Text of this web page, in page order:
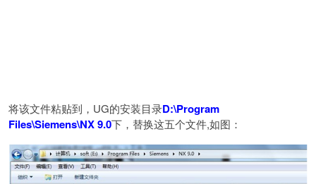
将该文件粘贴到，UG的安装目录D:\Program
Files\Siemens\NX 9.0下，替换这五个文件,如图：